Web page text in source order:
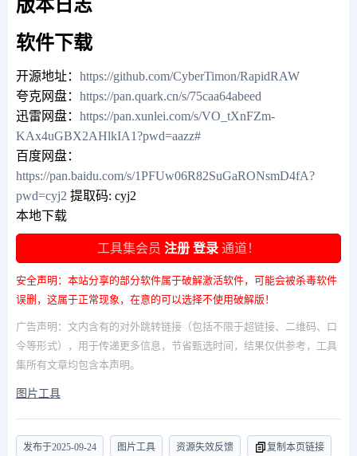
版本日志
软件下载
开源地址： https://github.com/CyberTimon/RapidRAW
夸克网盘： https://pan.quark.cn/s/75caa64abeed
迅雷网盘： https://pan.xunlei.com/s/VO_tXnFZm-
KAx4uGBX2AHlkIA1?pwd=aazz#
百度网盘：
https://pan.baidu.com/s/1PFUw06R82SuGaRONsmD4fA?
pwd=cyj2 提取码: cyj2
本地下载
工具集会员 注册 登录 通道！
安全声明：本站分享的部分软件属于破解激活软件，可能会被杀毒软件
误删，这属于正常现象，在意的可以选择不使用破解版！
广告声明：文内含有的对外跳转链接（包括不限于超链接、二维码、口
令等形式），用于传递更多信息，节省甄选时间，结果仅供参考，工具
集所有文章均包含本声明。
图片工具
发布于2025-09-24 图片工具 资源失效反馈 复制本页链接